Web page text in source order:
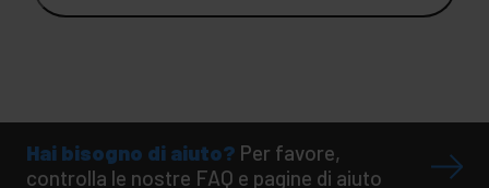
Hai bisogno di aiuto? Per favore,
controlla le nostre FAQ e pagine di aiuto